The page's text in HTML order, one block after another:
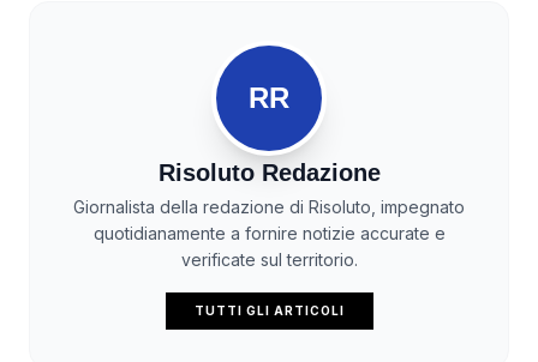
RR
Risoluto Redazione
Giornalista della redazione di Risoluto, impegnato
quotidianamente a fornire notizie accurate e
verificate sul territorio.
TUTTI GLI ARTICOLI